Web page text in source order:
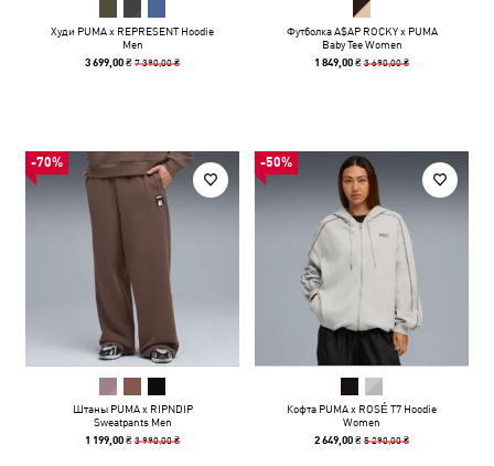
Худи PUMA x REPRESENT Hoodie
Men
3 699,00 ₴7 390,00 ₴
Футболка A$AP ROCKY x PUMA
Baby Tee Women
1 849,00 ₴3 690,00 ₴
-70%
Штаны PUMA x RIPNDIP
Sweatpants Men
1 199,00 ₴3 990,00 ₴
-50%
Кофта PUMA x ROSÉ T7 Hoodie
Women
2 649,00 ₴5 290,00 ₴